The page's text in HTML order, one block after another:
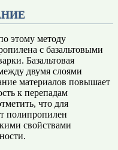
этому методу
с базальтовыми
Базальтовая
двумя слоями
материалов повышает
к перепадам
что для
полипропилен
свойствами